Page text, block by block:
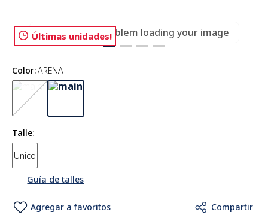
Últimas unidades!
There was a problem loading your image
Color:ARENA
Talle
Unico
Guía de talles